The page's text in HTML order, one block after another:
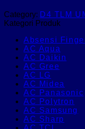
Category: D4 TLM
Kategori Produk
Absensi
AC Aqua
AC Daikin
AC Gree
AC LG
AC Midea
AC Panasonic
AC Polytron
AC Samsung
AC Sharp